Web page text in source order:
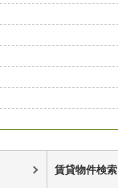
賃貸物件検索